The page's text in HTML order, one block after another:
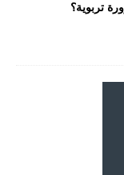
تربوية؟